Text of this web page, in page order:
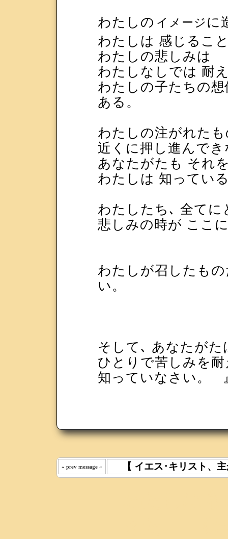
わたしの イメージに
わたしは 感じるこ
わたしの悲しみは
わたしなしでは 耐
わたしの子たちの
ある。
わたしの注がれた
近くに押し進んで
あなたがたも それ
わたしは 知ってい
わたしたち､ 全てに
悲しみの時が ここ
わたしが召したも
い。
そして､ あなたがた
ひとりで苦しみを
知っていなさい。
« prev message « 【 イエス･キリスト、